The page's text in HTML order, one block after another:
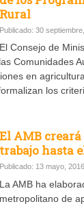
Rural
Publicado: 30
El Consejo de
Comunidades
en
los
El AMB creará
trabajo hasta
Publicado: 13 mayo, 2016
La AMB ha
metropolitano de